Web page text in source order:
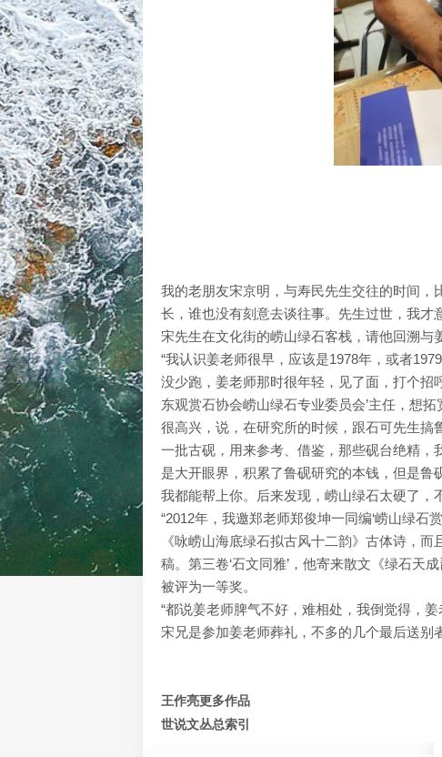
我的老朋友宋京明，与寿民先生交往的时间
长，谁也没有刻意去谈往事。先生过世，我才
宋先生在文化街的崂山绿石客栈，请他回溯与
“我认识姜老师很早，应该是1978年，或者
没少跑，姜老师那时很年轻，见了面，打个招
东观赏石协会崂山绿石专业委员会’主任，想
很高兴，说，在研究所的时候，跟石可先生
一批古砚，用来参考、借鉴，那些砚台绝精
是大开眼界，积累了鲁砚研究的本钱，但是
我都能帮上你。后来发现，崂山绿石太硬了，
“2012年，我邀郑老师郑俊坤一同编‘崂山绿石
《咏崂山海底绿石拟古风十二韵》古体诗，
稿。第三卷‘石文同雅’，他寄来散文《绿石天
被评为一等奖。
“都说姜老师脾气不好，难相处，我倒觉得，
宋兄是参加姜老师葬礼，不多的几个最后送别
王作亮更多作品
世说文丛总索引